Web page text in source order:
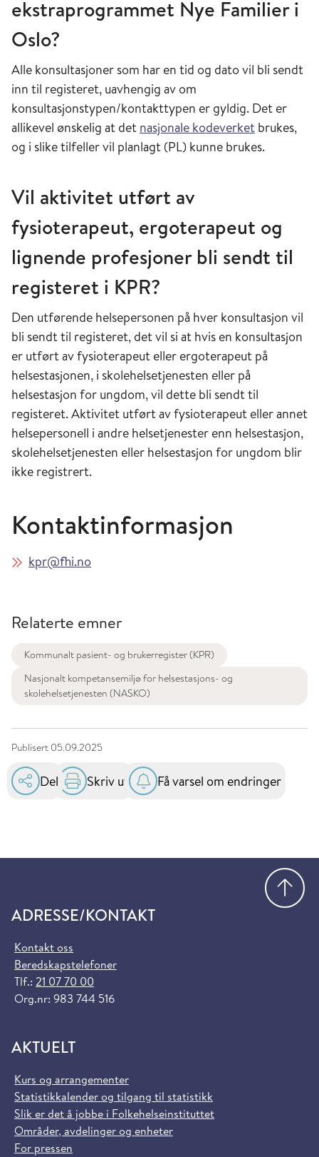
ekstraprogrammet Nye Familier i
Oslo?
Alle konsultasjoner som har en tid og dato vil bli sendt
inn til registeret, uavhengig av om
konsultasjonstypen/kontakttypen er gyldig. Det er
allikevel ønskelig at det nasjonale kodeverket brukes,
og i slike tilfeller vil planlagt (PL) kunne brukes.
Vil aktivitet utført av
fysioterapeut, ergoterapeut og
lignende profesjoner bli sendt til
registeret i KPR?
Den utførende helsepersonen på hver konsultasjon vil
bli sendt til registeret, det vil si at hvis en konsultasjon
er utført av fysioterapeut eller ergoterapeut på
helsestasjonen, i skolehelsetjenesten eller på
helsestasjon for ungdom, vil dette bli sendt til
registeret. Aktivitet utført av fysioterapeut eller annet
helsepersonell i andre helsetjenester enn helsestasjon,
skolehelsetjenesten eller helsestasjon for ungdom blir
ikke registrert.
Kontaktinformasjon
kpr@fhi.no
Relaterte emner
Kommunalt pasient- og brukerregister (KPR)
Nasjonalt kompetansemiljø for helsestasjons- og
skolehelsetjenesten (NASKO)
Publisert 05.09.2025
Del Skriv ut Få varsel om endringer
ADRESSE/KONTAKT
Kontakt oss
Beredskapstelefoner
Tlf.: 21 07 70 00
Org.nr: 983 744 516
AKTUELT
Kurs og arrangementer
Statistikkalender og tilgang til statistikk
Slik er det å jobbe i Folkehelseinstituttet
Områder, avdelinger og enheter
For pressen